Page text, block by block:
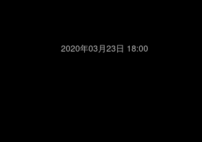
2020年03月23日 18:00